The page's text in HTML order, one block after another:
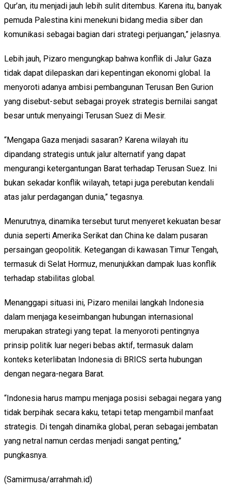
Qur’an, itu menjadi jauh lebih sulit ditembus. Karena itu, banyak
pemuda Palestina kini menekuni bidang media siber dan
komunikasi sebagai bagian dari strategi perjuangan,” jelasnya.
Lebih jauh, Pizaro mengungkap bahwa konflik di Jalur Gaza
tidak dapat dilepaskan dari kepentingan ekonomi global. Ia
menyoroti adanya ambisi pembangunan Terusan Ben Gurion
yang disebut-sebut sebagai proyek strategis bernilai sangat
besar untuk menyaingi Terusan Suez di Mesir.
“Mengapa Gaza menjadi sasaran? Karena wilayah itu
dipandang strategis untuk jalur alternatif yang dapat
mengurangi ketergantungan Barat terhadap Terusan Suez. Ini
bukan sekadar konflik wilayah, tetapi juga perebutan kendali
atas jalur perdagangan dunia,” tegasnya.
Menurutnya, dinamika tersebut turut menyeret kekuatan besar
dunia seperti Amerika Serikat dan China ke dalam pusaran
persaingan geopolitik. Ketegangan di kawasan Timur Tengah,
termasuk di Selat Hormuz, menunjukkan dampak luas konflik
terhadap stabilitas global.
Menanggapi situasi ini, Pizaro menilai langkah Indonesia
dalam menjaga keseimbangan hubungan internasional
merupakan strategi yang tepat. Ia menyoroti pentingnya
prinsip politik luar negeri bebas aktif, termasuk dalam
konteks keterlibatan Indonesia di BRICS serta hubungan
dengan negara-negara Barat.
“Indonesia harus mampu menjaga posisi sebagai negara yang
tidak berpihak secara kaku, tetapi tetap mengambil manfaat
strategis. Di tengah dinamika global, peran sebagai jembatan
yang netral namun cerdas menjadi sangat penting,”
pungkasnya.
(Samirmusa/arrahmah.id)